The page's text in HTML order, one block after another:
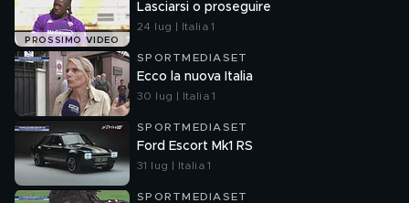
PROSSIMO VIDEO
Lasciarsi o proseguire
24 lug | Italia 1
SPORTMEDIASET
Ecco la nuova Italia
30 lug | Italia 1
SPORTMEDIASET
Ford Escort Mk1 RS
31 lug | Italia 1
SPORTMEDIASET